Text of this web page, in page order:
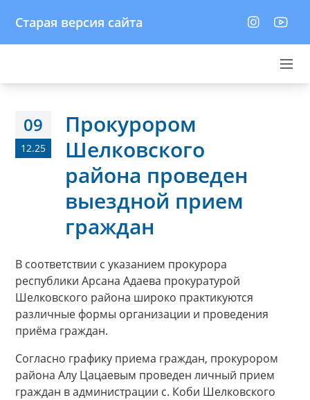
Старая версия сайта
09
12.25
Прокурором
Шелковского
района проведен
выездной прием
граждан
В соответствии с указанием прокурора
республики Арсана Адаева прокуратурой
Шелковского района широко практикуются
различные формы организации и проведения
приёма граждан.
Согласно графику приема граждан, прокурором
района Алу Цацаевым проведен личный прием
граждан в администрации с. Коби Шелковского